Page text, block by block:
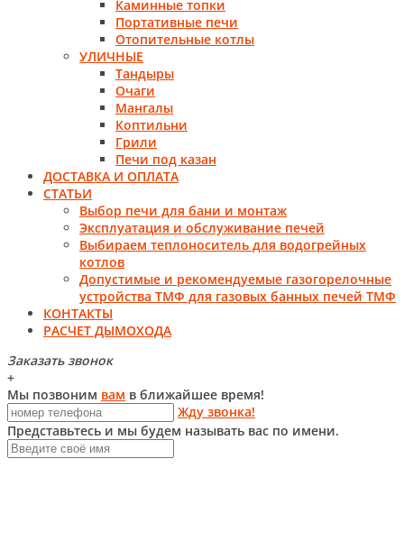
Каминные топки
Портативные печи
Отопительные котлы
УЛИЧНЫЕ
Тандыры
Очаги
Мангалы
Коптильни
Грили
Печи под казан
ДОСТАВКА И ОПЛАТА
СТАТЬИ
Выбор печи для бани и монтаж
Эксплуатация и обслуживание печей
Выбираем теплоноситель для водогрейных
котлов
Допустимые и рекомендуемые газогорелочные
устройства ТМФ для газовых банных печей ТМФ
КОНТАКТЫ
РАСЧЕТ ДЫМОХОДА
Заказать звонок
+
Мы позвоним вам в ближайшее время!
Жду звонка!
Представьтесь и мы будем называть вас по имени.